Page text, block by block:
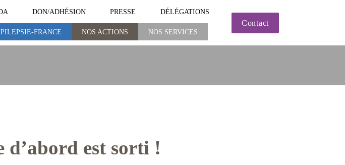
DON/ADHÉSION PRESSE DÉLÉGATIONS
FRANCE NOS ACTIONS NOS SERVICES
Contact
NOS ACTIONS NOS SERVICES
d’abord est sorti !